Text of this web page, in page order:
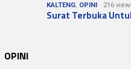
KALTENG OPINI 216
Surat Terbuka
OPINI